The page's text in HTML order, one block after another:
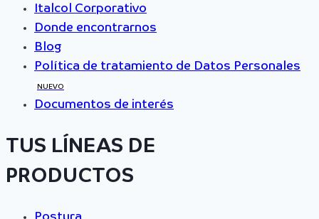
Italcol Corporativo
Donde encontrarnos
Blog
Política de tratamiento de Datos Personales
NUEVO
Documentos de interés
TUS LÍNEAS DE
PRODUCTOS